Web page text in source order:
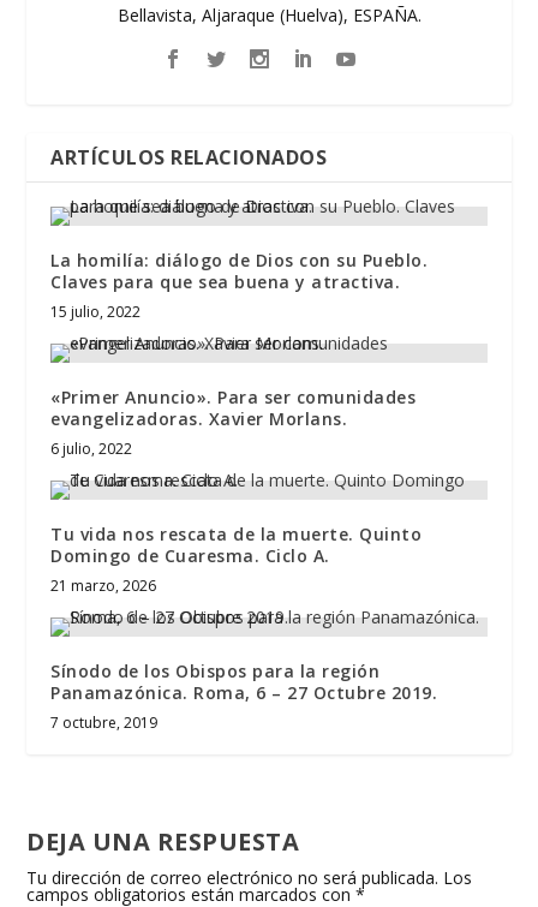
Bellavista, Aljaraque (Huelva), ESPAÑA.
ARTÍCULOS RELACIONADOS
La homilía: diálogo de Dios con su Pueblo.
Claves para que sea buena y atractiva.
15 julio, 2022
«Primer Anuncio». Para ser comunidades
evangelizadoras. Xavier Morlans.
6 julio, 2022
Tu vida nos rescata de la muerte. Quinto
Domingo de Cuaresma. Ciclo A.
21 marzo, 2026
Sínodo de los Obispos para la región
Panamazónica. Roma, 6 – 27 Octubre 2019.
7 octubre, 2019
DEJA UNA RESPUESTA
Tu dirección de correo electrónico no será publicada. Los
campos obligatorios están marcados con*